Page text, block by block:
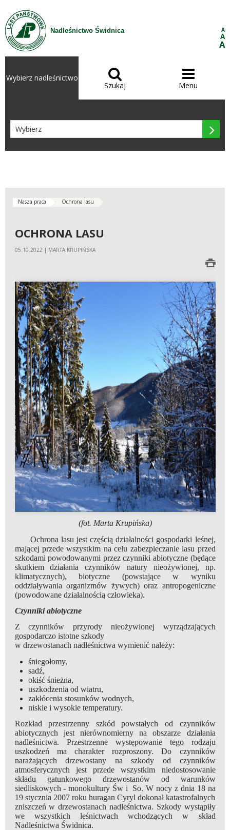
Przejdź do treści
Nadleśnictwo Świdnica A
A
A
Wybierz nadleśnictwo 
Szukaj

Menu

Nasza praca Ochrona lasu
OCHRONA LASU
05.10.2022 | MARTA KRUPIŃSKA
(fot. Marta Krupińska)
Ochrona lasu jest częścią działalności gospodarki leśnej,
mającej przede wszystkim na celu zabezpieczanie lasu przed
szkodami powodowanymi przez czynniki abiotyczne (będące
skutkiem działania czynników natury nieożywionej, np.
klimatycznych), biotyczne (powstające w wyniku
oddziaływania organizmów żywych) oraz antropogeniczne
(powodowane działalnością człowieka).
Czynniki abiotyczne
Z czynników przyrody nieożywionej wyrządzających
gospodarczo istotne szkody
w drzewostanach nadleśnictwa wymienić należy:
śniegołomy,
sadź,
okiść śnieżna,
uszkodzenia od wiatru,
zakłócenia stosunków wodnych,
niskie i wysokie temperatury.
Rozkład przestrzenny szkód powstałych od czynników
abiotycznych jest nierównomierny na obszarze działania
nadleśnictwa. Przestrzenne występowanie tego rodzaju
uszkodzeń ma charakter rozproszony. Do czynników
narażających drzewostany na szkody od czynników
atmosferycznych jest przede wszystkim niedostosowanie
składu gatunkowego drzewostanów od warunków
siedliskowych - monokultury Św i So. W nocy z dnia 18 na
19 stycznia 2007 roku huragan Cyryl dokonał katastrofalnych
zniszczeń w drzewostanach nadleśnictwa. Szkody wystąpiły
we wszystkich leśnictwach wchodzących w skład
Nadleśnictwa Świdnica.